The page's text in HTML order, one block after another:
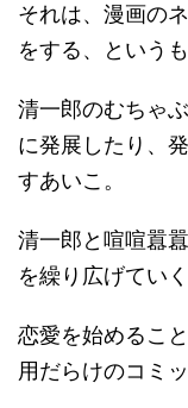
それは、漫画の
をする、という
清一郎のむちゃ
に発展したり、
すあいこ。
清一郎と喧喧囂
を繰り広げてい
恋愛を始めるこ
用だらけのコミ